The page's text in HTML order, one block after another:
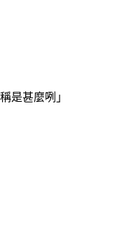
是甚麼咧」